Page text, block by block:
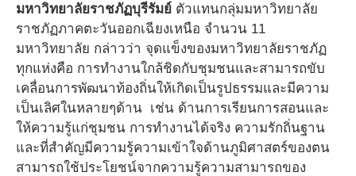
มหาวิทยาลัยราชภัฏบุรีรัมย์ ตัวแทนกลุ่มมหาวิทยาลัย
ราชภัฏภาคตะวันออกเฉียงเหนือ จำนวน 11
มหาวิทยาลัย กล่าวว่า จุดแข็งของมหาวิทยาลัยราชภัฏ
ทุกแห่งคือ การทำงานใกล้ชิดกับชุมชนและสามารถขับ
เคลื่อนการพัฒนาท้องถิ่นให้เกิดเป็นรูปธรรมและมีความ
เป็นเลิศในหลายๆด้าน เช่น ด้านการเรียนการสอนและ
ให้ความรู้แก่ชุมชน การทำงานได้จริง ความรักถิ่นฐาน
และที่สำคัญมีความรู้ความเข้าใจด้านภูมิศาสตร์ของตน
สามารถใช้ประโยชน์จากความรู้ความสามารถของ